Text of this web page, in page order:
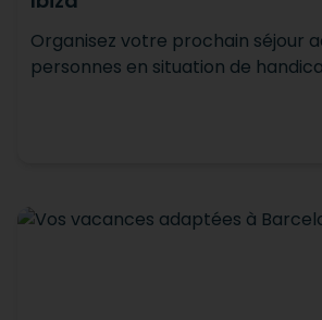
Organisez votre prochain séjour
personnes en situation de